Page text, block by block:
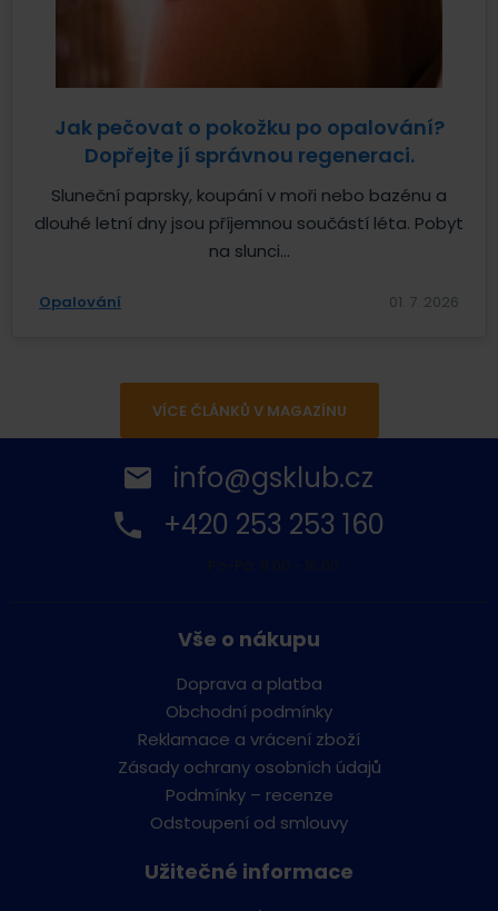
Jak pečovat o pokožku po opalování?
Dopřejte jí správnou regeneraci.
Sluneční paprsky, koupání v moři nebo bazénu a
dlouhé letní dny jsou příjemnou součástí léta. Pobyt
na slunci...
Opalování 01. 7. 2026
VÍCE ČLÁNKŮ V MAGAZÍNU
info@gsklub.cz
+420 253 253 160
Vše o nákupu
Doprava a platba
Obchodní podmínky
Reklamace a vrácení zboží
Zásady ochrany osobních údajů
Podmínky – recenze
Odstoupení od smlouvy
Užitečné informace